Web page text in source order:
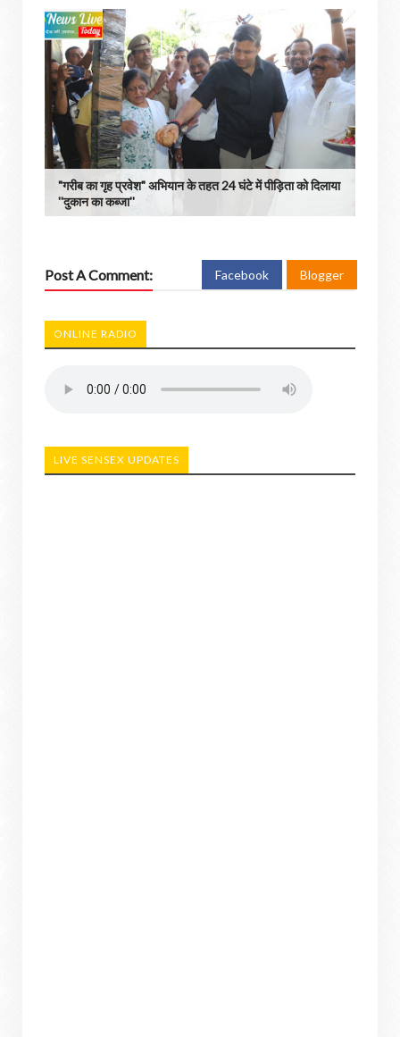
"गरीब का गृह प्रवेश" अभियान के तहत 24 घंटे में पीड़िता को दिलाया
''दुकान का कब्जा''
Post A Comment: Facebook Blogger
ONLINE RADIO
LIVE SENSEX UPDATES